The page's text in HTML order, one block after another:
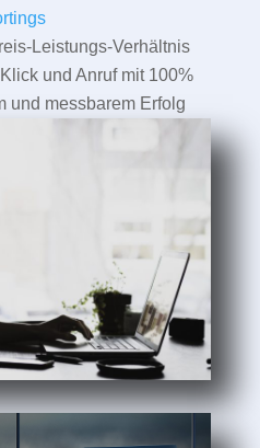
Leistungs-Verhältnis
und Anruf mit 100%
und messbarem Erfolg